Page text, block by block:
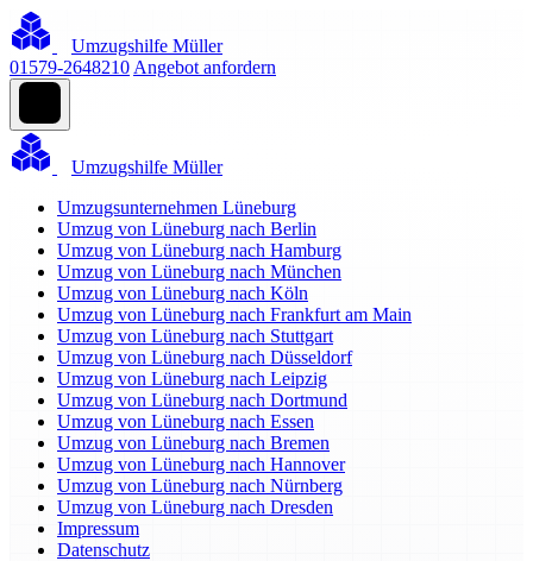
Umzugshilfe Müller
01579-2648210 Angebot anfordern
Umzugshilfe Müller
Umzugsunternehmen Lüneburg
Umzug von Lüneburg nach Berlin
Umzug von Lüneburg nach Hamburg
Umzug von Lüneburg nach München
Umzug von Lüneburg nach Köln
Umzug von Lüneburg nach Frankfurt am Main
Umzug von Lüneburg nach Stuttgart
Umzug von Lüneburg nach Düsseldorf
Umzug von Lüneburg nach Leipzig
Umzug von Lüneburg nach Dortmund
Umzug von Lüneburg nach Essen
Umzug von Lüneburg nach Bremen
Umzug von Lüneburg nach Hannover
Umzug von Lüneburg nach Nürnberg
Umzug von Lüneburg nach Dresden
Impressum
Datenschutz